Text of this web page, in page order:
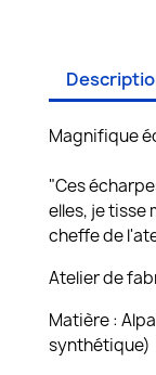
Magnifique
"Ces
elles, je tisse
cheffe de
Atelier de
Matière :
synthétique)